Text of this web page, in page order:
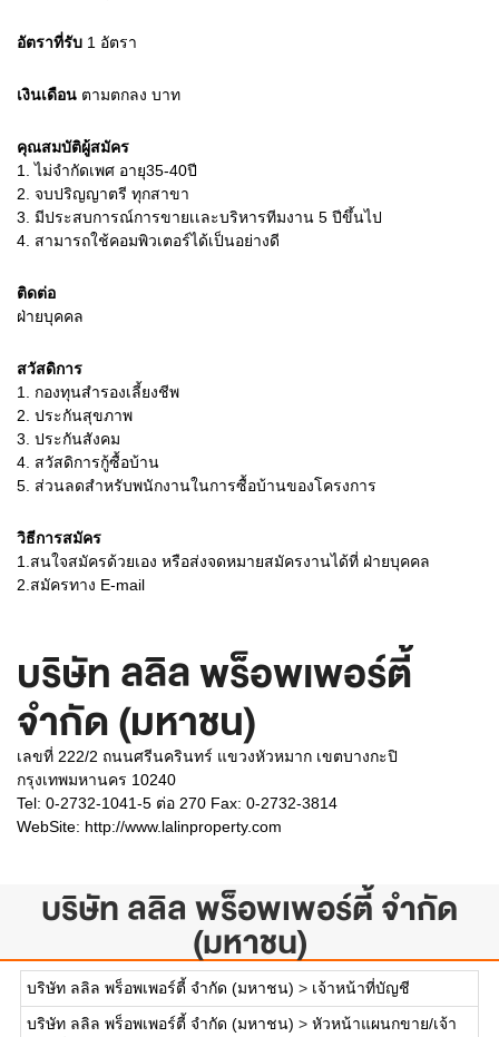
อัตราที่รับ 1 อัตรา
เงินเดือน ตามตกลง บาท
คุณสมบัติผู้สมัคร
1.
ไม่จำกัดเพศ อายุ35-40ปี
2. จบปริญญาตรี ทุกสาขา
3. มีประสบการณ์การขายเเละบริหารทีมงาน 5 ปีขึ้นไป
4. สามารถใช้คอมพิวเตอร์ได้เป็นอย่างดี
ติดต่อ
ฝ่ายบุคคล
สวัสดิการ
1. กองทุนสำรองเลี้ยงชีพ
2. ประกันสุขภาพ
3. ประกันสังคม
4. สวัสดิการกู้ซื้อบ้าน
5. ส่วนลดสำหรับพนักงานในการซื้อบ้านของโครงการ
วิธีการสมัคร
1.สนใจสมัครด้วยเอง หรือส่งจดหมายสมัครงานได้ที่ ฝ่ายบุคคล
2.สมัครทาง E-mail
บริษัท ลลิล พร็อพเพอร์ตี้
จำกัด (มหาชน)
เลขที่ 222/2 ถนนศรีนครินทร์ แขวงหัวหมาก เขตบางกะปิ
กรุงเทพมหานคร 10240
Tel: 0-2732-1041-5 ต่อ 270 Fax: 0-2732-3814
WebSite: http://www.lalinproperty.com
บริษัท ลลิล พร็อพเพอร์ตี้ จำกัด
(มหาชน)
บริษัท ลลิล พร็อพเพอร์ตี้ จำกัด (มหาชน) > เจ้าหน้าที่บัญชี
บริษัท ลลิล พร็อพเพอร์ตี้ จำกัด (มหาชน) > หัวหน้าแผนกขาย/เจ้า